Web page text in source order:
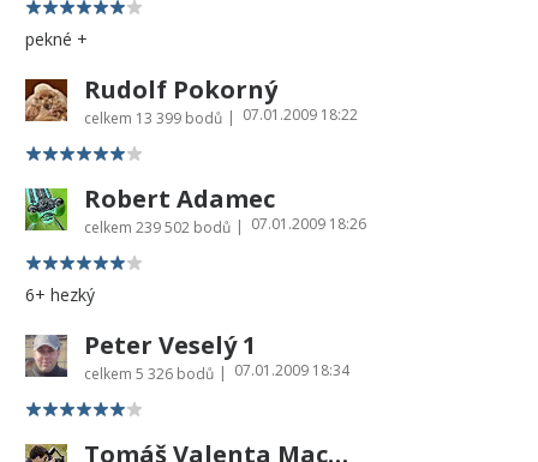
pekné +
Rudolf Pokorný
celkem 13 399 bodů | 07.01.2009 18:22
Robert Adamec
celkem 239 502 bodů | 07.01.2009 18:26
6+ hezký
Peter Veselý 1
celkem 5 326 bodů | 07.01.2009 18:34
Tomáš Valenta Macro-world -OFFLINE